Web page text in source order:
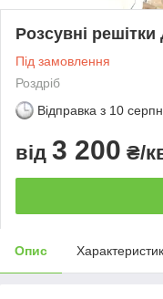
Розсувні решітки
Під замовлення
Роздріб
Відправка з 10
від 3 200 ₴/
Опис